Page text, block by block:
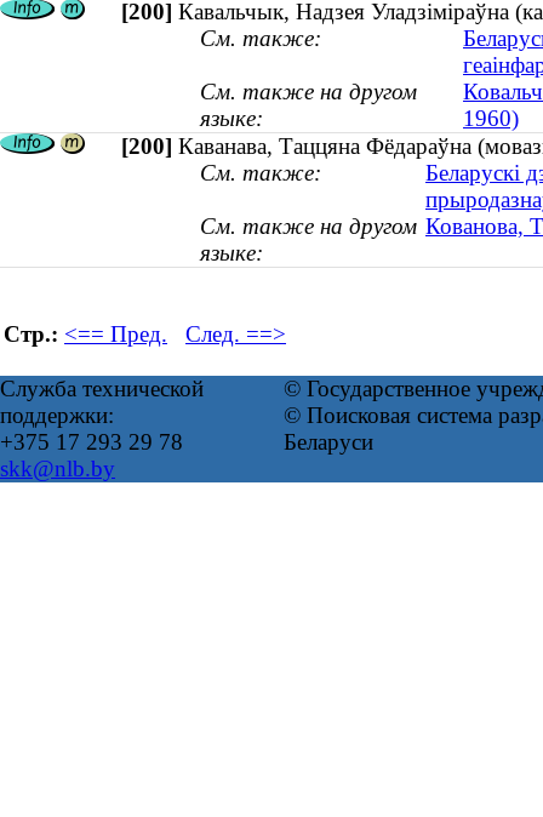
[200] Кавальчык, Надзея Уладзіміраўна
См. также:
См. также на другом
языке:
1960)
[200] Каванава, Таццяна Фёдараўна
См. также:
Беларускі
См. также на другом
языке:
Кованова,
Стр.: <== Пред. След. ==>
Служба технической
поддержки:
+375 17 293 29 78
skk@nlb.by
© Государственное
© Поисковая система
Беларуси